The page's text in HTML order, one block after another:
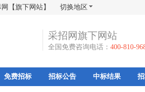
【旗下网站】 切换地区
采招网旗下网站
全国免费咨询电话： 400-810-
免费招标 招标公告 中标结果